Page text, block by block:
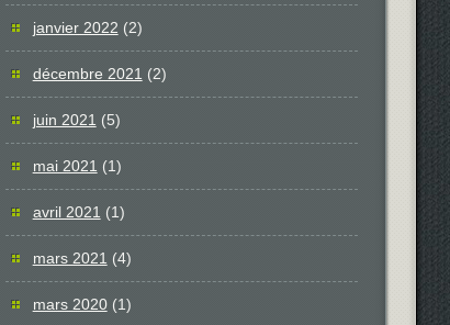
janvier 2022 (2)
décembre 2021 (2)
juin 2021 (5)
mai 2021 (1)
avril 2021 (1)
mars 2021 (4)
mars 2020(1)